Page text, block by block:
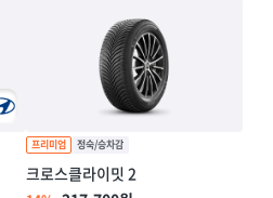
크로스클라이밋 2